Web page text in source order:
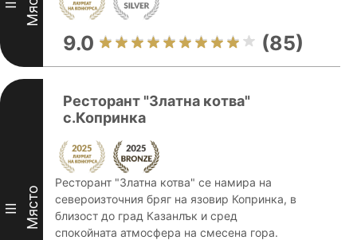
II
9.0 (85)
III Място
Ресторант "Златна котва"
с.Копринка
Ресторант "Златна котва" се намира на
североизточния бряг на язовир Копринка, в
близост до град Казанлък и сред
спокойната атмосфера на смесена гора.